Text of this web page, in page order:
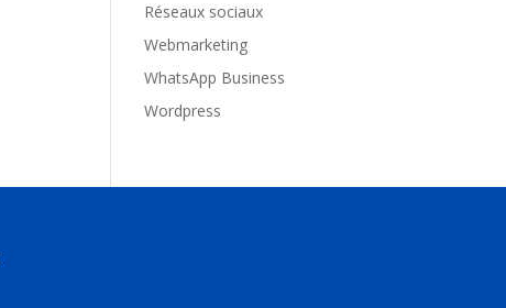
Réseaux sociaux
Webmarketing
WhatsApp Business
Wordpress